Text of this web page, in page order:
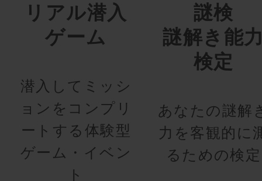
リアル潜入
ゲーム
潜入してミッシ
ョンをコンプリ
ートする体験型
ゲーム・イベン
ト
謎検
謎解き能
検定
あなたの謎解
力を客観的に
るための検定